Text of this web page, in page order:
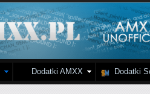
Dodatki AMXX Dodatki